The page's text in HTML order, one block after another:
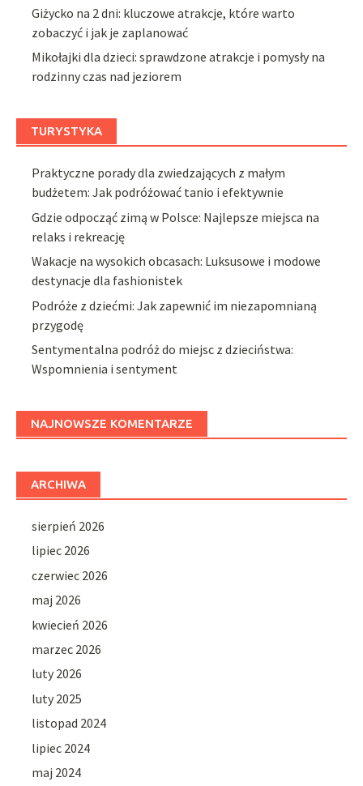
Giżycko na 2 dni: kluczowe atrakcje, które warto
zobaczyć i jak je zaplanować
Mikołajki dla dzieci: sprawdzone atrakcje i pomysły na
rodzinny czas nad jeziorem
TURYSTYKA
Praktyczne porady dla zwiedzających z małym
budżetem: Jak podróżować tanio i efektywnie
Gdzie odpocząć zimą w Polsce: Najlepsze miejsca na
relaks i rekreację
Wakacje na wysokich obcasach: Luksusowe i modowe
destynacje dla fashionistek
Podróże z dziećmi: Jak zapewnić im niezapomnianą
przygodę
Sentymentalna podróż do miejsc z dzieciństwa:
Wspomnienia i sentyment
NAJNOWSZE KOMENTARZE
ARCHIWA
sierpień 2026
lipiec 2026
czerwiec 2026
maj 2026
kwiecień 2026
marzec 2026
luty 2026
luty 2025
listopad 2024
lipiec 2024
maj 2024